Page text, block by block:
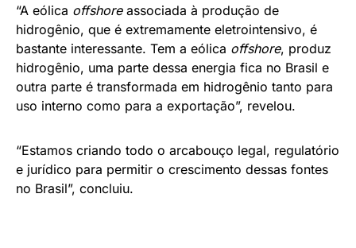
“A eólica offshoreassociada à produção de
hidrogênio, que é extremamente eletrointensivo, é
bastante interessante. Tem a eólica offshore, produz
hidrogênio, uma parte dessa energia fica no Brasil e
outra parte é transformada em hidrogênio tanto para
uso interno como para a exportação”, revelou.
“Estamos criando todo o arcabouço legal, regulatório
e jurídico para permitir o crescimento dessas fontes
no Brasil”, concluiu.